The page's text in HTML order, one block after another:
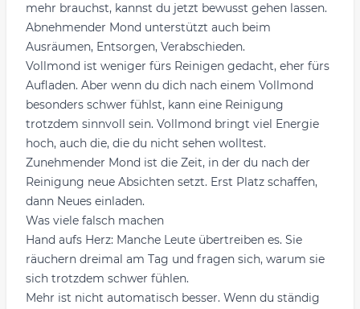
mehr brauchst, kannst du jetzt bewusst gehen lassen.
Abnehmender Mond unterstützt auch beim
Ausräumen, Entsorgen, Verabschieden.
Vollmond ist weniger fürs Reinigen gedacht, eher fürs
Aufladen. Aber wenn du dich nach einem Vollmond
besonders schwer fühlst, kann eine Reinigung
trotzdem sinnvoll sein. Vollmond bringt viel Energie
hoch, auch die, die du nicht sehen wolltest.
Zunehmender Mond ist die Zeit, in der du nach der
Reinigung neue Absichten setzt. Erst Platz schaffen,
dann Neues einladen.
Was viele falsch machen
Hand aufs Herz: Manche Leute übertreiben es. Sie
räuchern dreimal am Tag und fragen sich, warum sie
sich trotzdem schwer fühlen.
Mehr ist nicht automatisch besser. Wenn du ständig